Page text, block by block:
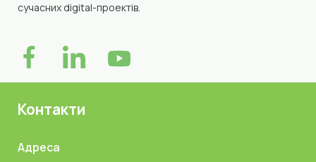
сучасних digital-проектів.
Контакти
Адреса